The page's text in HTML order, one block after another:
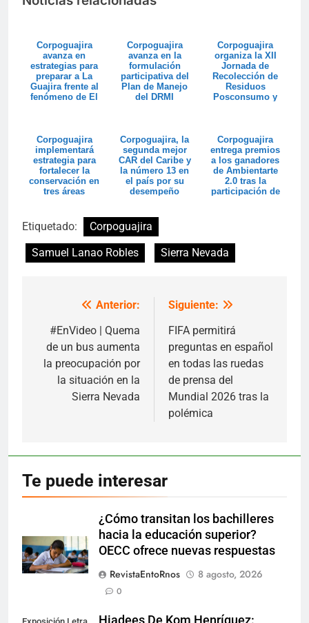
Corpoguajira
avanza en
estrategias para
preparar a La
Guajira frente al
fenómeno de El
Corpoguajira
avanza en la
formulación
participativa del
Plan de Manejo
del DRMI
Corpoguajira
organiza la XII
Jornada de
Recolección de
Residuos
Posconsumo y
Corpoguajira
implementará
estrategia para
fortalecer la
conservación en
tres áreas
Corpoguajira, la
segunda mejor
CAR del Caribe y
la número 13 en
el país por su
desempeño
Corpoguajira
entrega premios
a los ganadores
de Ambientarte
2.0 tras la
participación de
Etiquetado:
Corpoguajira
Samuel Lanao Robles
Sierra Nevada
Navegación
de
entradas
Anterior:
#EnVideo | Quema
de un bus aumenta
la preocupación por
la situación en la
Sierra Nevada
Siguiente:
FIFA permitirá
preguntas en español
en todas las ruedas
de prensa del
Mundial 2026 tras la
polémica
Te puede interesar
¿Cómo transitan los bachilleres
hacia la educación superior?
OECC ofrece nuevas respuestas
RevistaEntoRnos
8 agosto, 2026
0
Hiadees De Kom Henríquez: